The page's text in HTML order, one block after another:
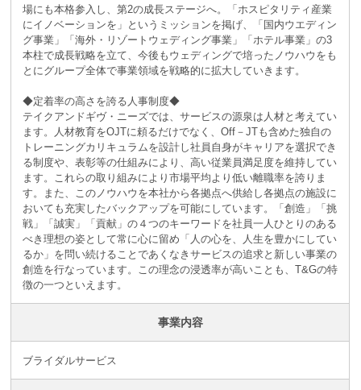
場にも本格参入し、第2の成長ステージへ。「ホスピタリティ産業
にイノベーションを」というミッションを掲げ、「国内ウエディン
グ事業」「海外・リゾートウェディング事業」「ホテル事業」の3
本柱で成長戦略を立て、今後もウェディングで培ったノウハウをも
とにグループ全体で事業領域を戦略的に拡大していきます。
◆定着率の高さを誇る人事制度◆
テイクアンドギヴ・ニーズでは、サービスの源泉は人材と考えてい
ます。人材教育をOJTに頼るだけでなく、Off－JTも含めた独自の
トレーニングカリキュラムを設計し社員自身がキャリアを選択でき
る制度や、表彰等の仕組みにより、高い従業員満足度を維持してい
ます。これらの取り組みにより市場平均より低い離職率を誇りま
す。また、このノウハウを本社から各拠点へ供給し各拠点の施設に
おいても充実したバックアップを可能にしています。「創造」「挑
戦」「誠実」「貢献」の４つのキーワードを社員一人ひとりのある
べき理想の姿として常に心に留め「人の心を、人生を豊かにしてい
るか」を問い続けることであくなきサービスの追求と新しい事業の
創造を行なっています。この理念の浸透率が高いことも、T&Gの特
徴の一つといえます。
事業内容
ブライダルサービス